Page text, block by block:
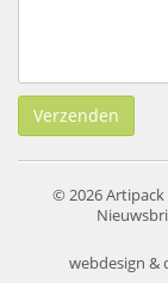
Verzenden
© 2026
webdesign &